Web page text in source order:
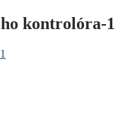
kontrolóra-1